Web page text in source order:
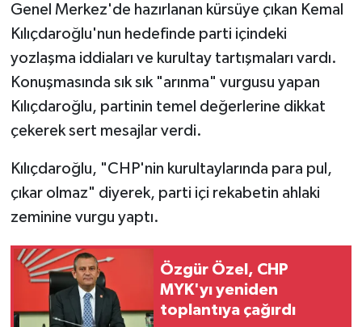
Genel Merkez'de hazırlanan kürsüye çıkan Kemal
Kılıçdaroğlu'nun hedefinde parti içindeki
yozlaşma iddiaları ve kurultay tartışmaları vardı.
Konuşmasında sık sık "arınma" vurgusu yapan
Kılıçdaroğlu, partinin temel değerlerine dikkat
çekerek sert mesajlar verdi.
Kılıçdaroğlu, "CHP'nin kurultaylarında para pul,
çıkar olmaz" diyerek, parti içi rekabetin ahlaki
zeminine vurgu yaptı.
Özgür Özel, CHP
MYK'yı yeniden
toplantıya çağırdı